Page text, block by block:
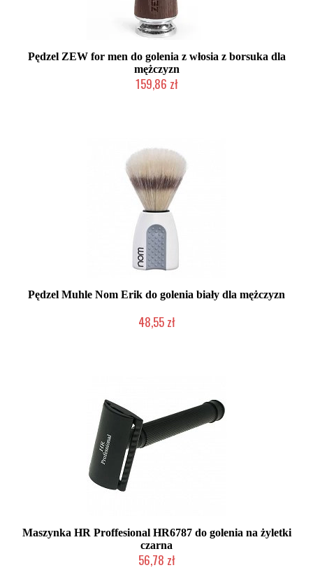
Pędzel ZEW for men do golenia z włosia z borsuka dla
mężczyzn
159,86 zł
Pędzel Muhle Nom Erik do golenia biały dla mężczyzn
48,55 zł
Maszynka HR Proffesional HR6787 do golenia na żyletki
czarna
56,78 zł